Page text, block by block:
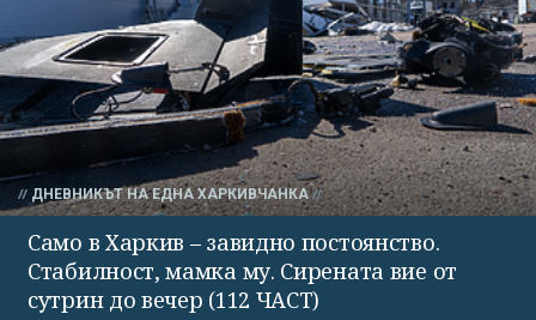
ДНЕВНИКЪТ НА ЕДНА ХАРКИВЧАНКА
Само в Харкив – завидно постоянство.
Стабилност, мамка му. Сирената вие от
сутрин до вечер (112 ЧАСТ)